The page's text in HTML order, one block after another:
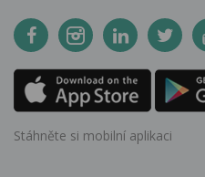
Stáhněte si mobilní aplikaci